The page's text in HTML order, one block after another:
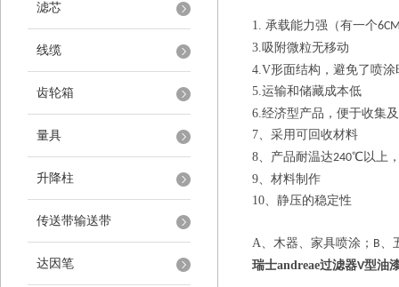
滤芯
线缆
齿轮箱
量具
升降柱
传送带输送带
达因笔
1. 承载能力强（有一个
3.吸附微粒无移动
4.V形面结构，避免了喷
5.运输和储藏成本低
6.经济型产品，便于收集
7、采用可回收材料
8、产品耐温达240℃以上
9、材料制作
10、静压的稳定性
A、木器、家具喷涂； B、
瑞士andreae过滤器V型油